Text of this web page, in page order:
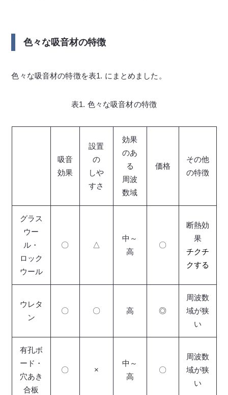
色々な吸音材の特徴
色々な吸音材の特徴を表1. にまとめました。
表1. 色々な吸音材の特徴
吸音
効果
設置
の
しや
すさ
効果
のあ
る
周波
数域
価格
その他
の特徴
グラス
ウー
ル・
ロック
ウール
〇 △
中～
高
〇
断熱効
果
チクチ
クする
ウレタ
ン
〇 〇 高 ◎
周波数
域が狭
い
有孔ボ
ード・
穴あき
合板
〇 ×
中～
高
〇
周波数
域が狭
い